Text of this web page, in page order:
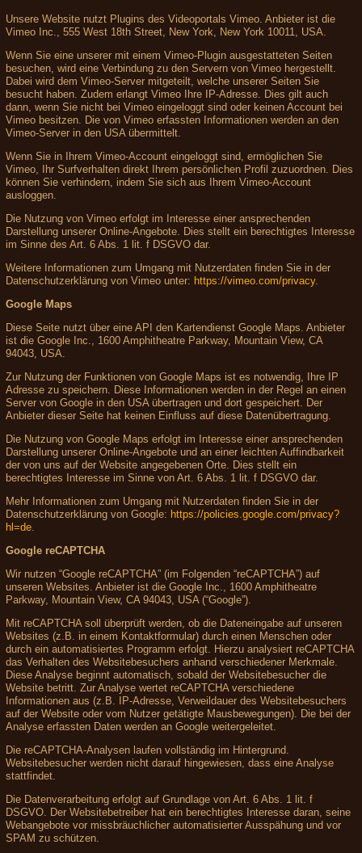
Unsere Website nutzt Plugins des Videoportals Vimeo. Anbieter ist die
Vimeo Inc., 555 West 18th Street, New York, New York 10011, USA.
Wenn Sie eine unserer mit einem Vimeo-Plugin ausgestatteten Seiten
besuchen, wird eine Verbindung zu den Servern von Vimeo hergestellt.
Dabei wird dem Vimeo-Server mitgeteilt, welche unserer Seiten Sie
besucht haben. Zudem erlangt Vimeo Ihre IP-Adresse. Dies gilt auch
dann, wenn Sie nicht bei Vimeo eingeloggt sind oder keinen Account bei
Vimeo besitzen. Die von Vimeo erfassten Informationen werden an den
Vimeo-Server in den USA übermittelt.
Wenn Sie in Ihrem Vimeo-Account eingeloggt sind, ermöglichen Sie
Vimeo, Ihr Surfverhalten direkt Ihrem persönlichen Profil zuzuordnen. Dies
können Sie verhindern, indem Sie sich aus Ihrem Vimeo-Account
ausloggen.
Die Nutzung von Vimeo erfolgt im Interesse einer ansprechenden
Darstellung unserer Online-Angebote. Dies stellt ein berechtigtes Interesse
im Sinne des Art. 6 Abs. 1 lit. f DSGVO dar.
Weitere Informationen zum Umgang mit Nutzerdaten finden Sie in der
Datenschutzerklärung von Vimeo unter: https://vimeo.com/privacy.
Google Maps
Diese Seite nutzt über eine API den Kartendienst Google Maps. Anbieter
ist die Google Inc., 1600 Amphitheatre Parkway, Mountain View, CA
94043, USA.
Zur Nutzung der Funktionen von Google Maps ist es notwendig, Ihre IP
Adresse zu speichern. Diese Informationen werden in der Regel an einen
Server von Google in den USA übertragen und dort gespeichert. Der
Anbieter dieser Seite hat keinen Einfluss auf diese Datenübertragung.
Die Nutzung von Google Maps erfolgt im Interesse einer ansprechenden
Darstellung unserer Online-Angebote und an einer leichten Auffindbarkeit
der von uns auf der Website angegebenen Orte. Dies stellt ein
berechtigtes Interesse im Sinne von Art. 6 Abs. 1 lit. f DSGVO dar.
Mehr Informationen zum Umgang mit Nutzerdaten finden Sie in der
Datenschutzerklärung von Google: https://policies.google.com/privacy?
hl=de
Google reCAPTCHA
Wir nutzen “Google reCAPTCHA” (im Folgenden “reCAPTCHA”) auf
unseren Websites. Anbieter ist die Google Inc., 1600 Amphitheatre
Parkway, Mountain View, CA 94043, USA (“Google”).
Mit reCAPTCHA soll überprüft werden, ob die Dateneingabe auf unseren
Websites (z.B. in einem Kontaktformular) durch einen Menschen oder
durch ein automatisiertes Programm erfolgt. Hierzu analysiert reCAPTCHA
das Verhalten des Websitebesuchers anhand verschiedener Merkmale.
Diese Analyse beginnt automatisch, sobald der Websitebesucher die
Website betritt. Zur Analyse wertet reCAPTCHA verschiedene
Informationen aus (z.B. IP-Adresse, Verweildauer des Websitebesuchers
auf der Website oder vom Nutzer getätigte Mausbewegungen). Die bei der
Analyse erfassten Daten werden an Google weitergeleitet.
Die reCAPTCHA-Analysen laufen vollständig im Hintergrund.
Websitebesucher werden nicht darauf hingewiesen, dass eine Analyse
stattfindet.
Die Datenverarbeitung erfolgt auf Grundlage von Art. 6 Abs. 1 lit. f
DSGVO. Der Websitebetreiber hat ein berechtigtes Interesse daran, seine
Webangebote vor missbräuchlicher automatisierter Ausspähung und vor
SPAM zu schützen.